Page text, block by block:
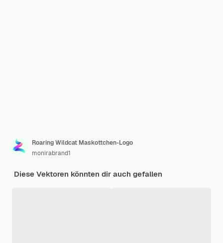
Roaring Wildcat Maskottchen-Logo
monirabrand1
Diese Vektoren könnten dir auch gefallen